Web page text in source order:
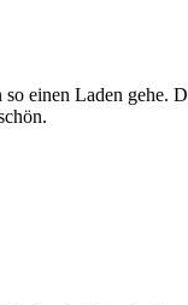
einen Laden gehe.